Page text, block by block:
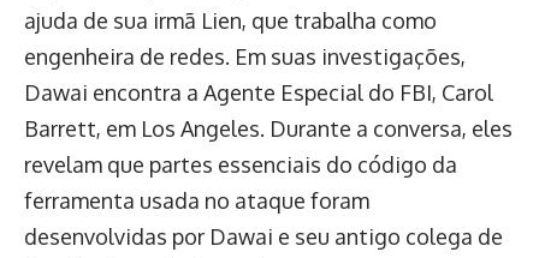
ajuda de sua irmã Lien, que trabalha como
engenheira de redes. Em suas investigações,
Dawai encontra a Agente Especial do FBI, Carol
Barrett, em Los Angeles. Durante a conversa, eles
revelam que partes essenciais do código da
ferramenta usada no ataque foram
desenvolvidas por Dawai e seu antigo colega de